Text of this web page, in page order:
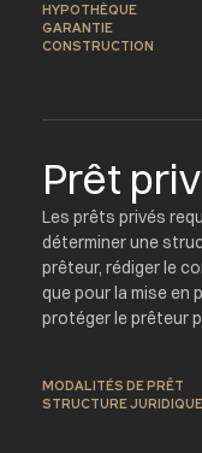
HYPOTHÈQUE
GARANTIE
CONSTRUCTION
Prêt
Les prêts privés
déterminer une
prêteur, rédiger le
que pour la mise en
protéger le prêteur
MODALITÉS DE PRÊT
STRUCTURE JURIDIQUE